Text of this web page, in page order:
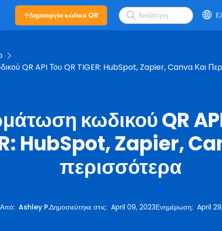
Δημιουργία κώδικα QR
QR API Του QR TIGER: HubSpot, Zapier, Canva Και
κωδικού QR
HubSpot, Zapier,
περισσότερα
Από: Ashley P.Δημοσιεύτηκε στις: April 09, 2023Ενημέρωση: April